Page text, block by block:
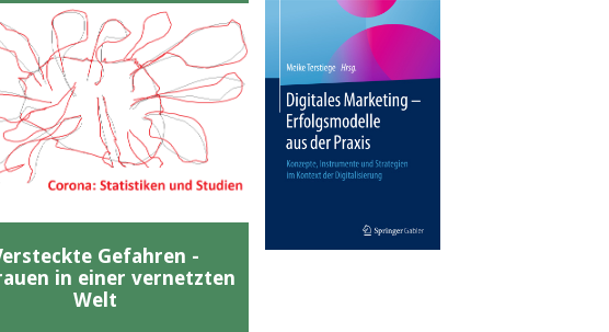
Gefahren -
in einer vernetzten
Welt